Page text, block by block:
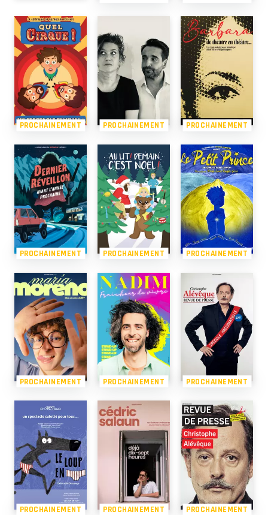
PROCHAINEMENT PROCHAINEMENT PROCHAINEMENT
PROCHAINEMENT PROCHAINEMENT PROCHAINEMENT
PROCHAINEMENT PROCHAINEMENT PROCHAINEMENT
PROCHAINEMENT PROCHAINEMENT PROCHAINEMENT